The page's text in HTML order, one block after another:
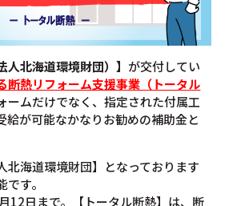
人北海道環境財団）】 が交付してい
断熱リフォーム支援事業（トータル
ームだけでなく、指定された付属工
給が可能なかなりお勧めの補助金と
北海道環境財団】となっております
す。
12日まで。【トータル断熱】は、断